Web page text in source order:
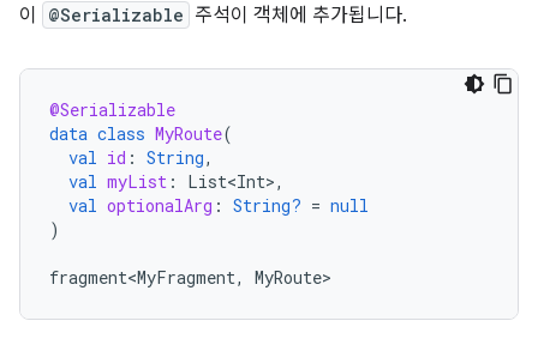
이
@Serializable 주석이 객체에 추가됩니다.
@Serializable
data class MyRoute(
val id : String,
val myList : List<Int>,
val optionalArg : String? = null
)
fragment<MyFragment, MyRoute